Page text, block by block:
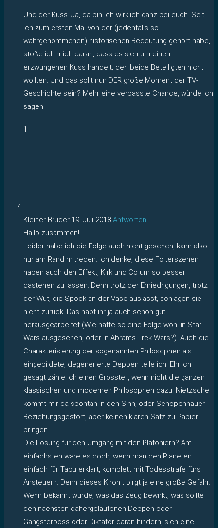
Und der Kuss. Ja, da bin ich wirklich ganz bei euch. Seit
ich zum ersten Mal von der (jedenfalls so
wahrgenommenen) historischen Bedeutung gehört habe,
stoße ich mich daran, dass es sich um einen
erzwungenen Kuss handelt, den beide Beteiligten nicht
wollten. Und das sollt nun DER große Moment der TV-
Geschichte sein? Mehr eine verpasste Chance, würde ich
sagen.
1
Kleiner Bruder 19. Juli 2018 Antworten
Hallo zusammen!
Leider habe ich die Folge auch nicht gesehen, kann also
nur am Rand mitreden. Ich denke, diese Folterszenen
haben auch den Effekt, Kirk und Co um so besser
dastehen zu lassen. Denn trotz der Erniedrigungen, trotz
der Wut, die Spock an der Vase auslässt, schlagen sie
nicht zurück. Das habt ihr ja auch schon gut
herausgearbeitet (Wie hätte so eine Folge wohl in Star
Wars ausgesehen, oder in Abrams Trek Wars?). Auch die
Charakterisierung der sogenannten Philosophen als
eingebildete, degenerierte Deppen teile ich. Ehrlich
gesagt zähle ich einen Grossteil, wenn nicht die ganzen
klassischen und modernen Philosophen dazu. Nietzsche
kommt mir da spontan in den Sinn, oder Schopenhauer.
Beziehungsgestört, aber keinen klaren Satz zu Papier
bringen.
Die Lösung für den Umgang mit den Platoniern? Am
einfachsten wäre es doch, wenn man den Planeten
einfach für Tabu erklärt, komplett mit Todesstrafe fürs
Ansteuern. Denn dieses Kironit birgt ja eine große Gefahr.
Wenn bekannt würde, was das Zeug bewirkt, was sollte
den nächsten dahergelaufenen Deppen oder
Gangsterboss oder Diktator daran hindern, sich eine